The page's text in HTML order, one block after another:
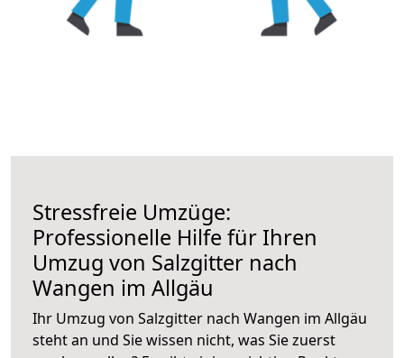
Stressfreie Umzüge:
Professionelle Hilfe für Ihren
Umzug von Salzgitter nach
Wangen im Allgäu
Ihr Umzug von Salzgitter nach Wangen im Allgäu
steht an und Sie wissen nicht, was Sie zuerst